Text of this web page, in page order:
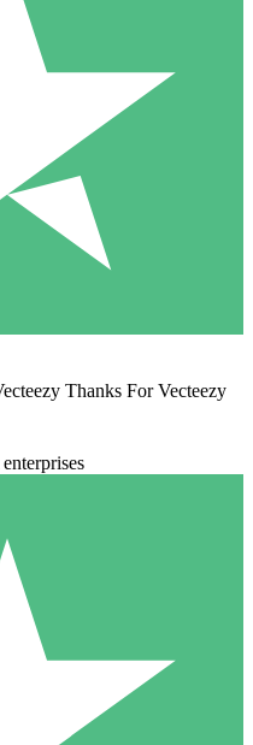
Thanks For Vecteezy
enterprises